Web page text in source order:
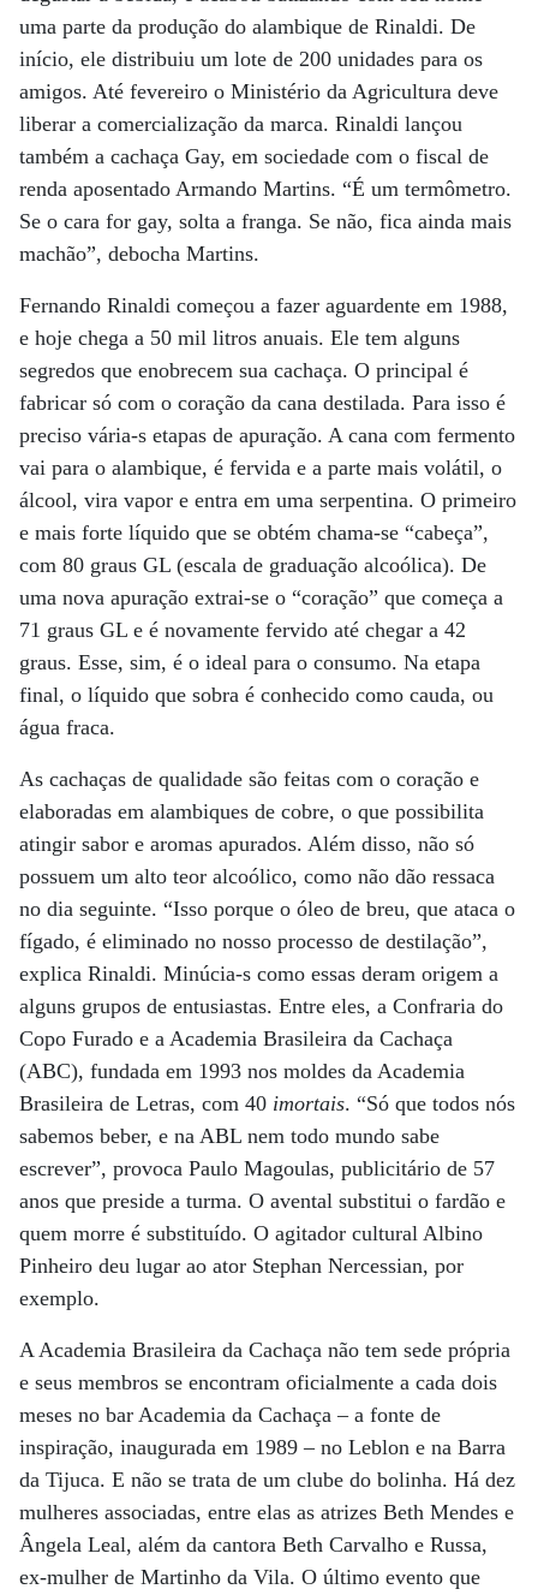
uma parte da produção do alambique de Rinaldi. De
início, ele distribuiu um lote de 200 unidades para os
amigos. Até fevereiro o Ministério da Agricultura deve
liberar a comercialização da marca. Rinaldi lançou
também a cachaça Gay, em sociedade com o fiscal de
renda aposentado Armando Martins. “É um termômetro.
Se o cara for gay, solta a franga. Se não, fica ainda mais
machão”, debocha Martins.
Fernando Rinaldi começou a fazer aguardente em 1988,
e hoje chega a 50 mil litros anuais. Ele tem alguns
segredos que enobrecem sua cachaça. O principal é
fabricar só com o coração da cana destilada. Para isso é
preciso vária-s etapas de apuração. A cana com fermento
vai para o alambique, é fervida e a parte mais volátil, o
álcool, vira vapor e entra em uma serpentina. O primeiro
e mais forte líquido que se obtém chama-se “cabeça”,
com 80 graus GL (escala de graduação alcoólica). De
uma nova apuração extrai-se o “coração” que começa a
71 graus GL e é novamente fervido até chegar a 42
graus. Esse, sim, é o ideal para o consumo. Na etapa
final, o líquido que sobra é conhecido como cauda, ou
água fraca.
As cachaças de qualidade são feitas com o coração e
elaboradas em alambiques de cobre, o que possibilita
atingir sabor e aromas apurados. Além disso, não só
possuem um alto teor alcoólico, como não dão ressaca
no dia seguinte. “Isso porque o óleo de breu, que ataca o
fígado, é eliminado no nosso processo de destilação”,
explica Rinaldi. Minúcia-s como essas deram origem a
alguns grupos de entusiastas. Entre eles, a Confraria do
Copo Furado e a Academia Brasileira da Cachaça
(ABC), fundada em 1993 nos moldes da Academia
Brasileira de Letras, com 40 imortais. “Só que todos nós
sabemos beber, e na ABL nem todo mundo sabe
escrever”, provoca Paulo Magoulas, publicitário de 57
anos que preside a turma. O avental substitui o fardão e
quem morre é substituído. O agitador cultural Albino
Pinheiro deu lugar ao ator Stephan Nercessian, por
exemplo.
A Academia Brasileira da Cachaça não tem sede própria
e seus membros se encontram oficialmente a cada dois
meses no bar Academia da Cachaça – a fonte de
inspiração, inaugurada em 1989 – no Leblon e na Barra
da Tijuca. E não se trata de um clube do bolinha. Há dez
mulheres associadas, entre elas as atrizes Beth Mendes e
Ângela Leal, além da cantora Beth Carvalho e Russa,
ex-mulher de Martinho da Vila. O último evento que